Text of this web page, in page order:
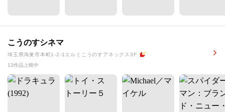
こうのすシネマ
埼玉県鴻巣市本町1-2-1エルミこうのすアネックス3F
13作品上映中